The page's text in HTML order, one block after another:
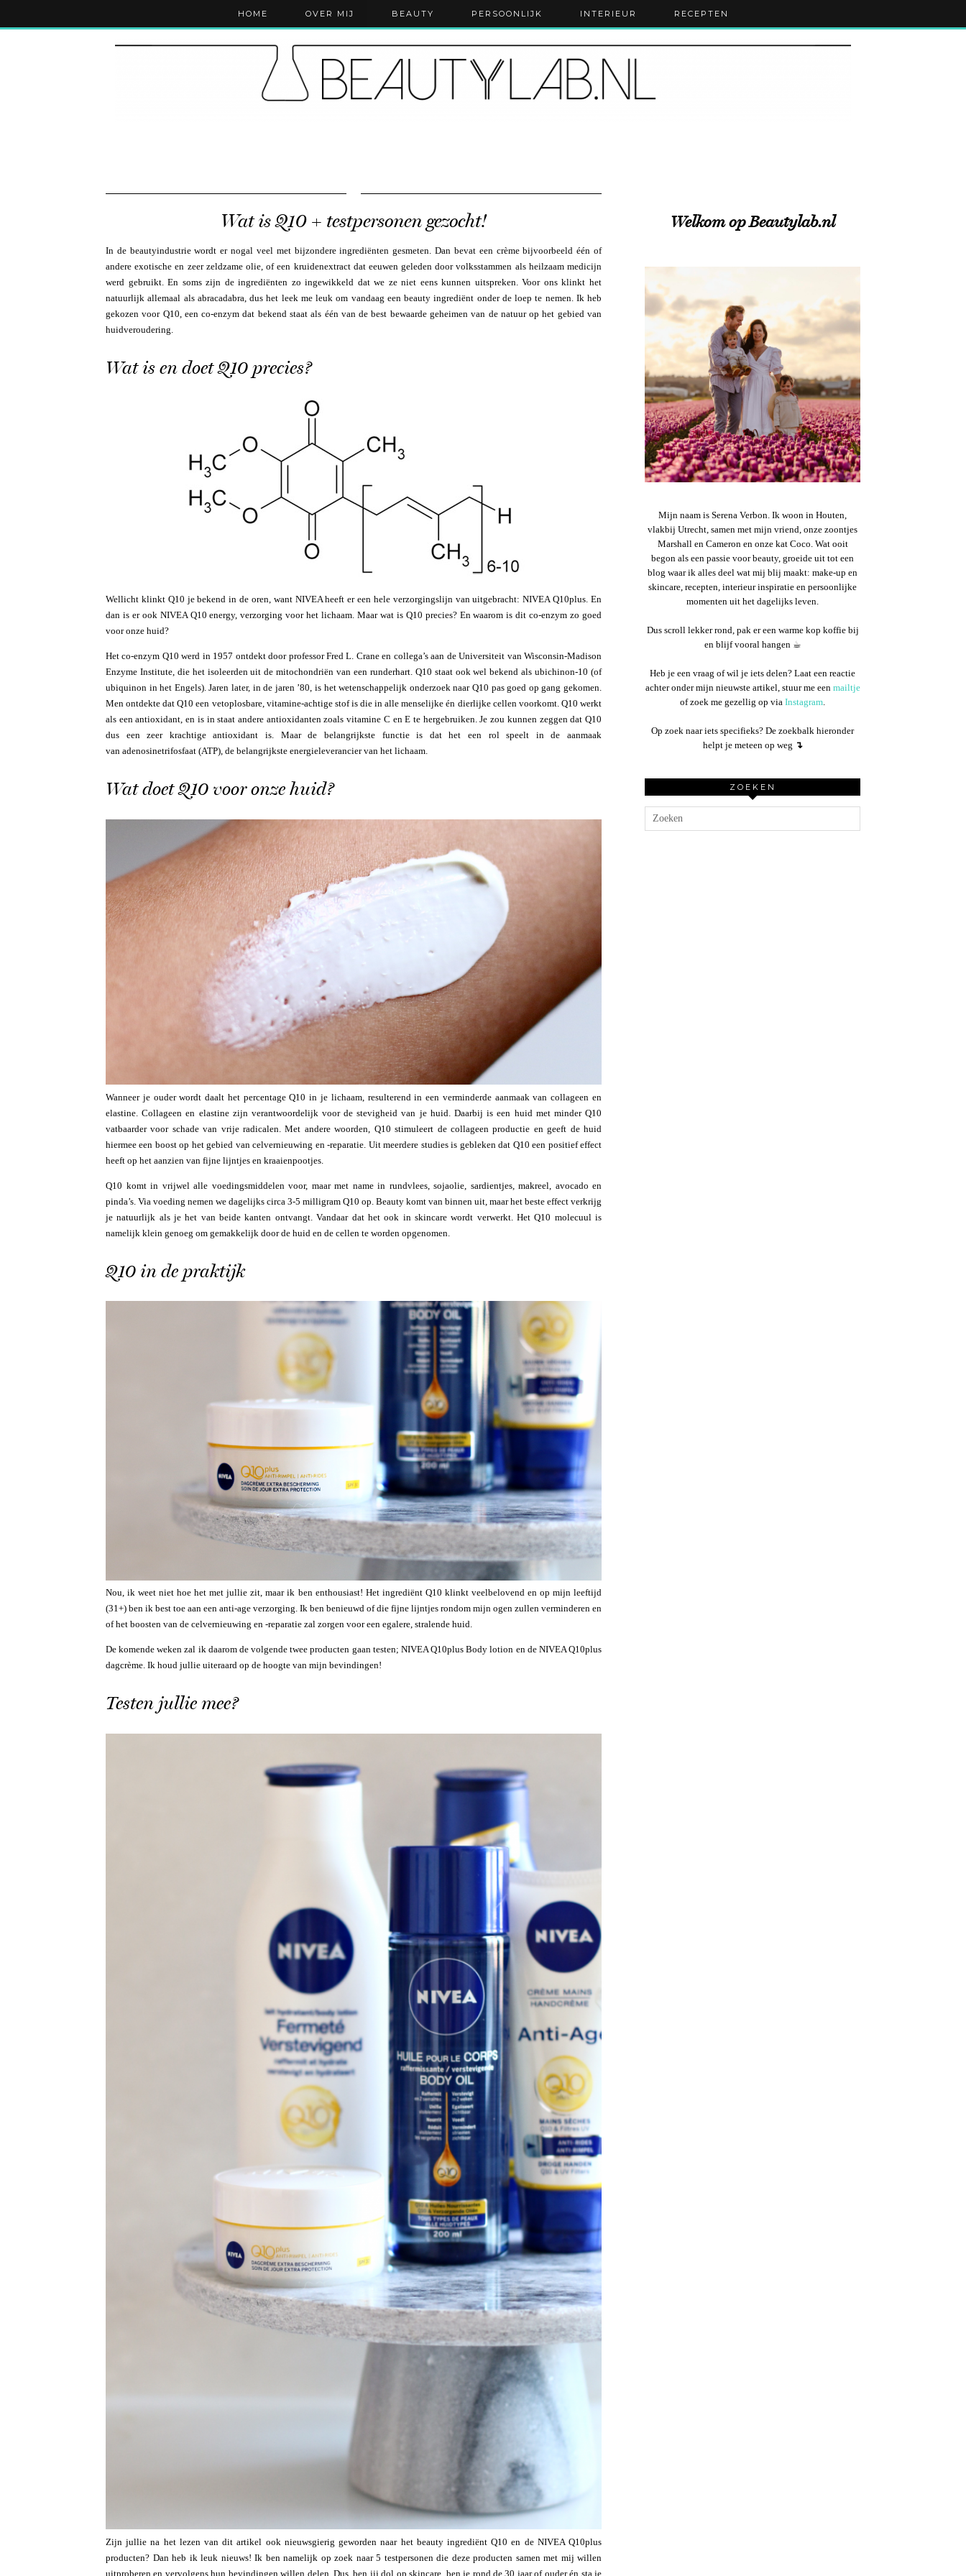
HOME OVER MIJ BEAUTY PERSOONLIJK INTERIEUR RECEPTEN
Wat is Q10 + testpersonen gezocht!
In de beautyindustrie wordt er nogal veel met bijzondere ingrediënten gesmeten. Dan bevat een crème bijvoorbeeld één of
andere exotische en zeer zeldzame olie, of een kruidenextract dat eeuwen geleden door volksstammen als heilzaam medicijn
werd gebruikt. En soms zijn de ingrediënten zo ingewikkeld dat we ze niet eens kunnen uitspreken. Voor ons klinkt het
natuurlijk allemaal als abracadabra, dus het leek me leuk om vandaag een beauty ingrediënt onder de loep te nemen. Ik heb
gekozen voor Q10, een co-enzym dat bekend staat als één van de best bewaarde geheimen van de natuur op het gebied van
huidveroudering.
Wat is en doet Q10 precies?
Wellicht klinkt Q10 je bekend in de oren, want NIVEA heeft er een hele verzorgingslijn van uitgebracht: NIVEA Q10plus. En
dan is er ook NIVEA Q10 energy, verzorging voor het lichaam. Maar wat is Q10 precies? En waarom is dit co-enzym zo goed
voor onze huid?
Het co-enzym Q10 werd in 1957 ontdekt door professor Fred L. Crane en collega’s aan de Universiteit van Wisconsin-Madison
Enzyme Institute, die het isoleerden uit de mitochondriën van een runderhart. Q10 staat ook wel bekend als ubichinon-10 (of
ubiquinon in het Engels). Jaren later, in de jaren ’80, is het wetenschappelijk onderzoek naar Q10 pas goed op gang gekomen.
Men ontdekte dat Q10 een vetoplosbare, vitamine-achtige stof is die in alle menselijke én dierlijke cellen voorkomt. Q10 werkt
als een antioxidant, en is in staat andere antioxidanten zoals vitamine C en E te hergebruiken. Je zou kunnen zeggen dat Q10
dus een zeer krachtige antioxidant is. Maar de belangrijkste functie is dat het een rol speelt in de aanmaak
van adenosinetrifosfaat (ATP), de belangrijkste energieleverancier van het lichaam.
Wat doet Q10 voor onze huid?
Wanneer je ouder wordt daalt het percentage Q10 in je lichaam, resulterend in een verminderde aanmaak van collageen en
elastine. Collageen en elastine zijn verantwoordelijk voor de stevigheid van je huid. Daarbij is een huid met minder Q10
vatbaarder voor schade van vrije radicalen. Met andere woorden, Q10 stimuleert de collageen productie en geeft de huid
hiermee een boost op het gebied van celvernieuwing en -reparatie. Uit meerdere studies is gebleken dat Q10 een positief effect
heeft op het aanzien van fijne lijntjes en kraaienpootjes.
Q10 komt in vrijwel alle voedingsmiddelen voor, maar met name in rundvlees, sojaolie, sardientjes, makreel, avocado en
pinda’s. Via voeding nemen we dagelijks circa 3-5 milligram Q10 op. Beauty komt van binnen uit, maar het beste effect verkrijg
je natuurlijk als je het van beide kanten ontvangt. Vandaar dat het ook in skincare wordt verwerkt. Het Q10 molecuul is
namelijk klein genoeg om gemakkelijk door de huid en de cellen te worden opgenomen.
Q10 in de praktijk
Nou, ik weet niet hoe het met jullie zit, maar ik ben enthousiast! Het ingrediënt Q10 klinkt veelbelovend en op mijn leeftijd
(31+) ben ik best toe aan een anti-age verzorging. Ik ben benieuwd of die fijne lijntjes rondom mijn ogen zullen verminderen en
of het boosten van de celvernieuwing en -reparatie zal zorgen voor een egalere, stralende huid.
De komende weken zal ik daarom de volgende twee producten gaan testen; NIVEA Q10plus Body lotion en de NIVEA Q10plus
dagcrème. Ik houd jullie uiteraard op de hoogte van mijn bevindingen!
Testen jullie mee?
Zijn jullie na het lezen van dit artikel ook nieuwsgierig geworden naar het beauty ingrediënt Q10 en de NIVEA Q10plus
producten? Dan heb ik leuk nieuws! Ik ben namelijk op zoek naar 5 testpersonen die deze producten samen met mij willen
uitproberen en vervolgens hun bevindingen willen delen. Dus, ben jij dol op skincare, ben je rond de 30 jaar of ouder én sta je
Welkom op Beautylab.nl
Mijn naam is Serena Verbon. Ik woon in Houten,
vlakbij Utrecht, samen met mijn vriend, onze zoontjes
Marshall en Cameron en onze kat Coco. Wat ooit
begon als een passie voor beauty, groeide uit tot een
blog waar ik alles deel wat mij blij maakt: make-up en
skincare, recepten, interieur inspiratie en persoonlijke
momenten uit het dagelijks leven.
Dus scroll lekker rond, pak er een warme kop koffie bij
en blijf vooral hangen ☕︎
Heb je een vraag of wil je iets delen? Laat een reactie
achter onder mijn nieuwste artikel, stuur me een mailtje
of zoek me gezellig op via Instagram.
Op zoek naar iets specifieks? De zoekbalk hieronder
helpt je meteen op weg ↴
ZOEKEN